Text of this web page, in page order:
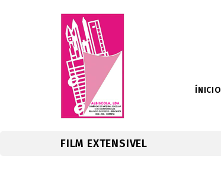
ÍNICIO
FILM EXTENSIVEL